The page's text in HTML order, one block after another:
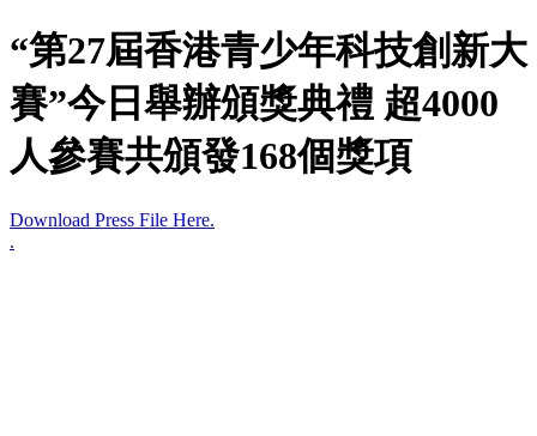
“第27屆香港青少年科技創新大
賽”今日舉辦頒獎典禮 超4000
人參賽共頒發168個獎項
Download Press File Here.
.